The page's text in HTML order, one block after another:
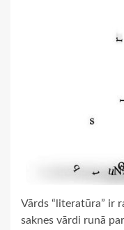
Vārds “literatūra” ir
saknes vārdi runā